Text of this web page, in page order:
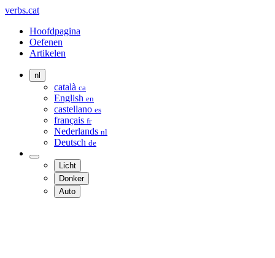
verbs.cat
Hoofdpagina
Oefenen
Artikelen
nl
català ca
English en
castellano es
français fr
Nederlands nl
Deutsch de
Licht
Donker
Auto